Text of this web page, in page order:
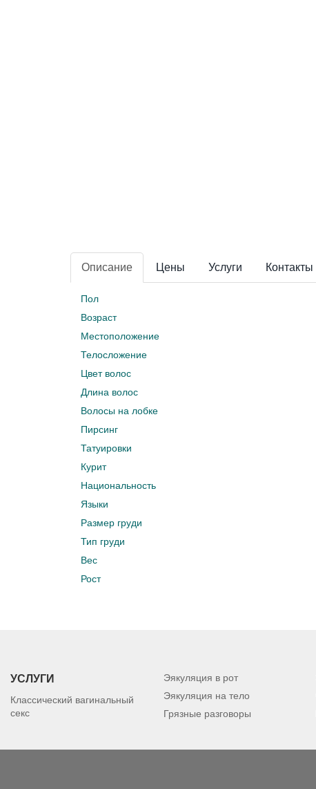
Описание Цены Услуги Контакты
Пол
Возраст
Местоположение
Телосложение
Цвет волос
Длина волос
Волосы на лобке
Пирсинг
Татуировки
Курит
Национальность
Языки
Размер груди
Тип груди
Вес
Рост
УСЛУГИ
Классический вагинальный
секс
Эякуляция в рот
Эякуляция на тело
Грязные разговоры